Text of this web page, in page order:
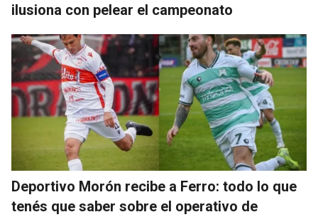
ilusiona con pelear el campeonato
Deportivo Morón recibe a Ferro: todo lo que
tenés que saber sobre el operativo de